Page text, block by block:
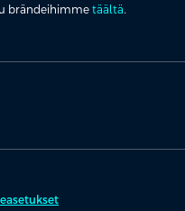
brändeihimme täältä.